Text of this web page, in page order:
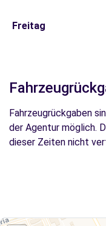
Freitag
Fahrzeugrückgaben
der Agentur möglich.
dieser Zeiten nicht